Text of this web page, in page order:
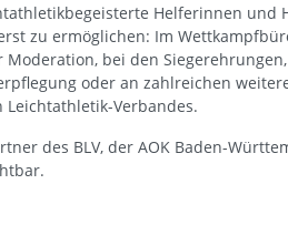
Helferinnen und
zu ermöglichen: Im
bei den
oder an zahlreichen
Leichtathletik-Verbandes.
des BLV, der AOK Baden-